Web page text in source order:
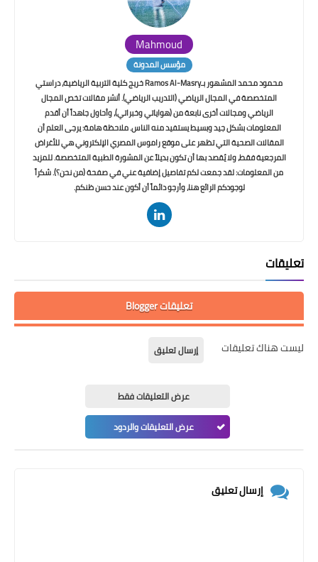
Mahmoud
مؤسس المدونة
محمود محمد المشهور بـRamos Al-Masry خريج كلية التربية الرياضية، دراستي
المتخصصة في المجال الرياضي (التدريب الرياضي). أنشر مقالات تخص المجال
الرياضي ومجالات أخرى نابعة من (هواياتي وخبراتي)، وأحاول جاهداً أن أقدم
المعلومات بشكل جيد وبسيط يستفيد منه الناس. ملاحظة هامة: يرجى العلم أن
المقالات الصحية التي تظهر على موقع راموس المصري الإلكتروني هي للأغراض
المرجعية فقط، ولا يُقصد بها أن تكون بديلاً عن المشورة الطبية المتخصصة. للمزيد
من المعلومات: لقد جمعت لكم تفاصيل إضافية عني في صفحة (من نحن؟). شكراً
لوجودكم الرائع هنا، وأرجو دائماً أن أكون عند حسن ظنكم.
تعليقات
تعليقات Blogger
ليست هناك تعليقات إرسال تعليق
عرض التعليقات فقط
عرض التعليقات والردود
إرسال تعليق